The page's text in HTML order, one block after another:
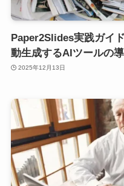
Paper2Slides実践ガイ
動生成するAIツールの
2025年12月13日